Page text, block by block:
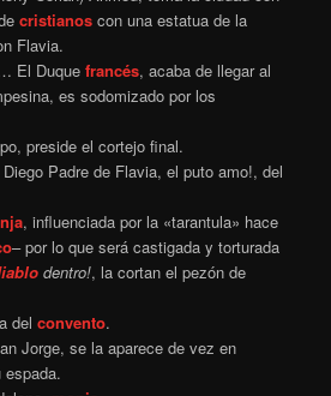
cristianos con una estatua de la
Flavia.
El Duquefrancés, acaba de llegar al
es sodomizado por los
preside el cortejo final.
Padre de Flavia, el puto amo!, del
, influenciada por la «tarantula» hace
– por lo que será castigada y torturada
dentro!, la cortan el pezón de
delconvento.
Jorge, se la aparece de vez en
espada.